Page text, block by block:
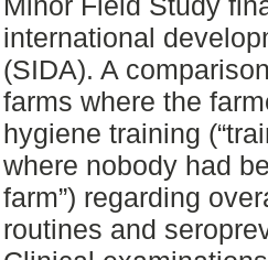
international
(SIDA). A
farms where the
hygiene training
where nobody had
farm”) regarding
routines and